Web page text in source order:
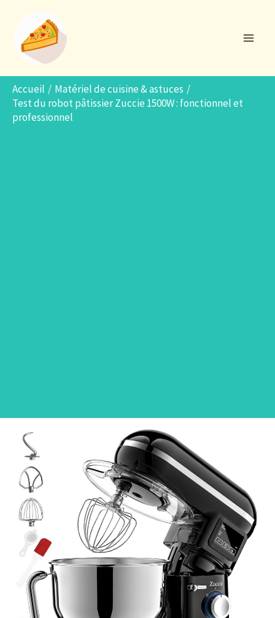
contenu
Accueil
Matériel de cuisine & astuces
Test du robot pâtissier Zuccie 1500W : fonctionnel et
professionnel